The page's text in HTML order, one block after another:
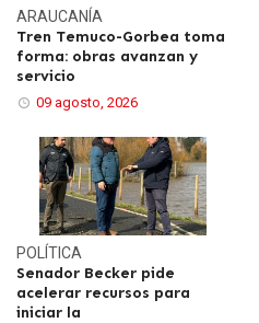
ARAUCANÍA
Tren Temuco-Gorbea toma
forma: obras avanzan y
servicio
09 agosto, 2026
POLÍTICA
Senador Becker pide
acelerar recursos para
iniciar la